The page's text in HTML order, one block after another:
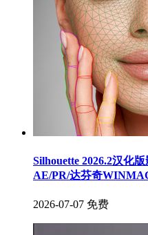
Silhouette 2026.2汉化
AE/PR/达芬奇
2026-07-07 免费